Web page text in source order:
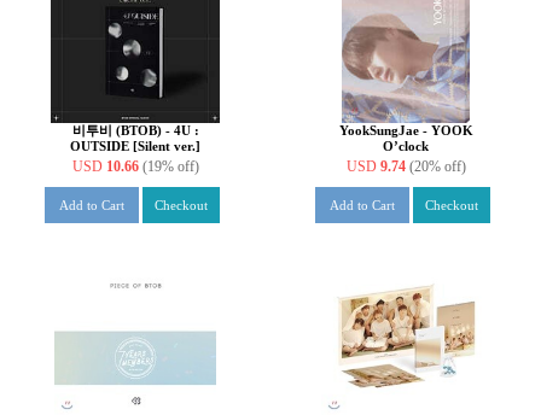
비투비 (BTOB) - 4U :
OUTSIDE [Silent ver.]
USD 10.66 (19% off)
Add to Cart Checkout
YookSungJae - YOOK
O’clock
USD 9.74 (20% off)
Add to Cart Checkout